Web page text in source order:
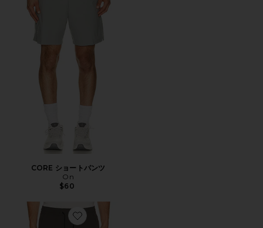
CORE ショートパンツ
On
$60
Favorite ショートパンツ